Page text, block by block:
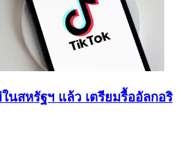
นสหรัฐฯ แล้ว เตรียมรื้ออัลกอริ